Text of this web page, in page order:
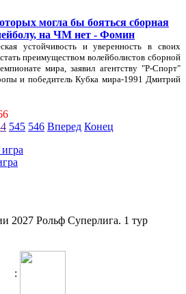
могла бы бояться сборная
на ЧМ нет - Фомин
устойчивость и уверенность в своих
преимуществом волейболистов сборной
мира, заявил агентству "Р-Спорт"
и победитель Кубка мира-1991 Дмитрий
545 546 Вперед Конец
2027 Рольф Суперлига. 1 тур
: